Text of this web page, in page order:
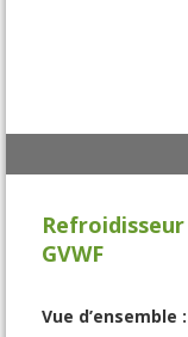
GVWF
Vue d’ensemble :